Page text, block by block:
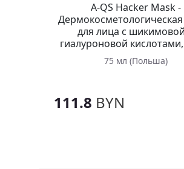
A-QS Hacker Mask -
для лица с
гиалуроновой
75 мл (Польша)
111.8 BYN